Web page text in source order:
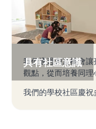
具有社區意識
我們通過創造機會
觀點，從而培養同理
我們的學校社區慶祝